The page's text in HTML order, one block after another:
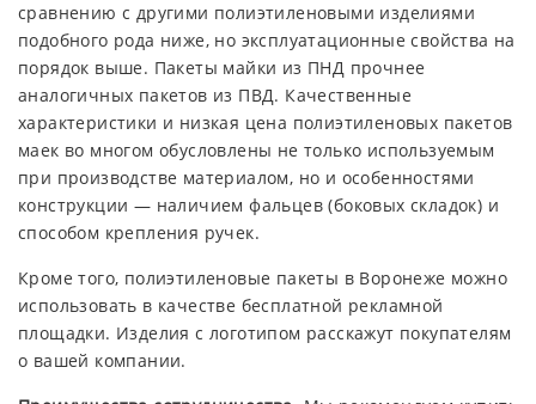
сравнению с другими полиэтиленовыми изделиями
подобного рода ниже, но эксплуатационные свойства на
порядок выше. Пакеты майки из ПНД прочнее
аналогичных пакетов из ПВД. Качественные
характеристики и низкая цена полиэтиленовых пакетов
маек во многом обусловлены не только используемым
при производстве материалом, но и особенностями
конструкции — наличием фальцев (боковых складок) и
способом крепления ручек.
Кроме того, полиэтиленовые пакеты в Воронеже можно
использовать в качестве бесплатной рекламной
площадки. Изделия с логотипом расскажут покупателям
о вашей компании.